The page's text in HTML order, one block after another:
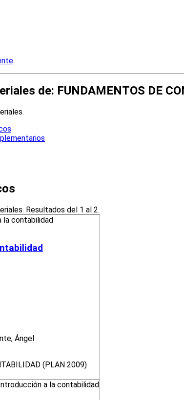
de: FUNDAMENTOS DE
Resultados del 1 al 2.
Ángel
(PLAN 2009)